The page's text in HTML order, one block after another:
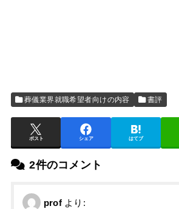
葬儀業界就職希望者向けの内容 書評
ポスト シェア はてブ
2件のコメント
prof より: